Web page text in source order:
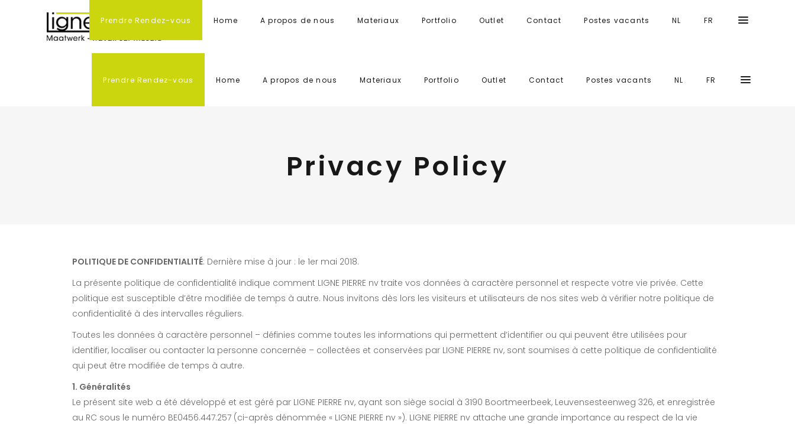
Prendre Rendez-vous Home A propos de nous Materiaux Portfolio Outlet Contact Postes vacants NL FR
Prendre Rendez-vous Home A propos de nous Materiaux Portfolio Outlet Contact Postes vacants NL FR
Privacy Policy
POLITIQUE DE CONFIDENTIALITÉ: Dernière mise à jour : le 1er mai 2018.
La présente politique de confidentialité indique comment LIGNE PIERRE nv traite vos données à caractère personnel et respecte votre vie privée. Cette
politique est susceptible d’être modifiée de temps à autre. Nous invitons dès lors les visiteurs et utilisateurs de nos sites web à vérifier notre politique de
confidentialité à des intervalles réguliers.
Toutes les données à caractère personnel – définies comme toutes les informations qui permettent d’identifier ou qui peuvent être utilisées pour
identifier, localiser ou contacter la personne concernée – collectées et conservées par LIGNE PIERRE nv, sont soumises à cette politique de confidentialité
qui peut être modifiée de temps à autre.
1. Généralités
Le présent site web a été développé et est géré par LIGNE PIERRE nv, ayant son siège social à 3190 Boortmeerbeek, Leuvensesteenweg 326, et enregistrée
au RC sous le numéro BE0456.447.257 (ci-après dénommée « LIGNE PIERRE nv »). LIGNE PIERRE nv attache une grande importance au respect de la vie